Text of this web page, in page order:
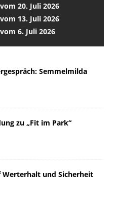
20. Juli 2026
13. Juli 2026
6. Juli 2026
Semmelmilda
zu „Fit im Park“
Werterhalt und Sicherheit